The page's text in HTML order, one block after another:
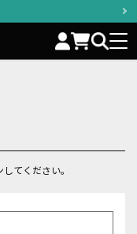
てください。